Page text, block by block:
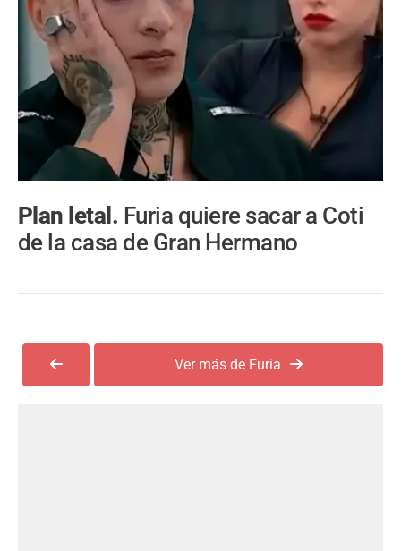
Plan letal. Furia quiere sacar a Coti
de la casa de Gran Hermano
Ver más de Furia